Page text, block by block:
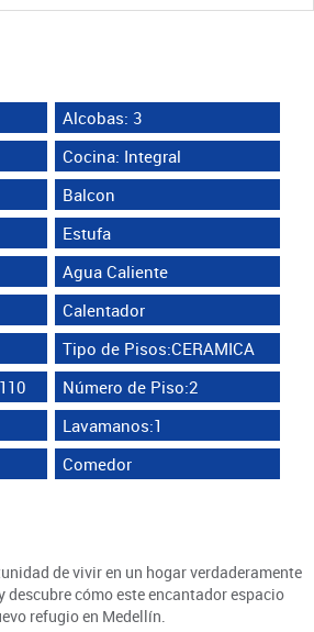
Alcobas: 3
Cocina: Integral
Balcon
Estufa
Agua Caliente
Calentador
Tipo de Pisos:CERAMICA
Número de Piso:2
Lavamanos:1
Comedor
de vivir en un hogar verdaderamente
descubre cómo este encantador espacio
refugio en Medellín.